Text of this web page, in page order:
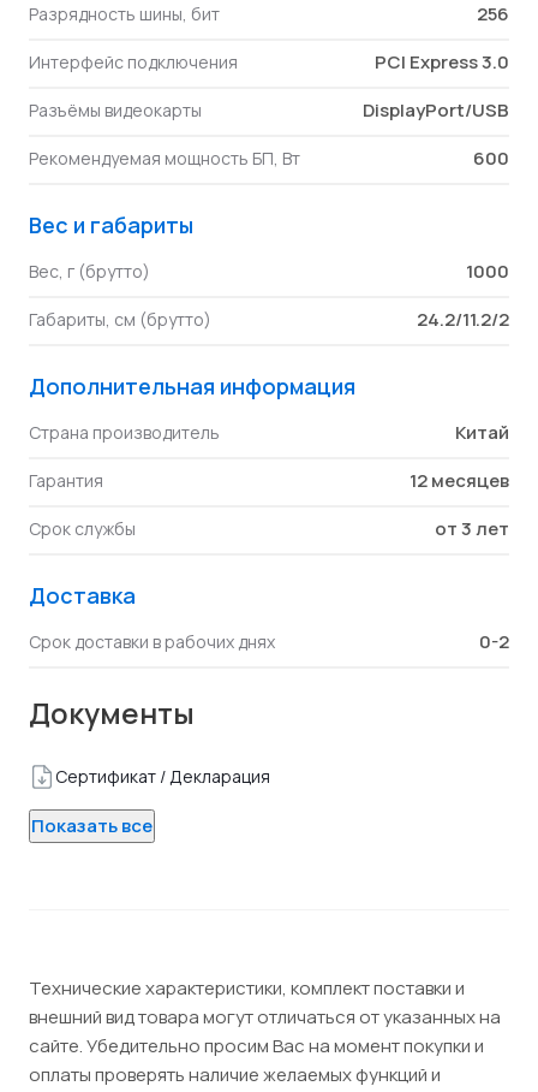
Разрядность шины, бит 256
Интерфейс подключения PCI Express 3.0
Разъёмы видеокарты DisplayPort/USB
Рекомендуемая мощность БП, Вт 600
Вес и габариты
Вес, г (брутто) 1000
Габариты, см (брутто) 24.2/11.2/2
Дополнительная информация
Страна производитель Китай
Гарантия 12 месяцев
Срок службы от 3 лет
Доставка
Срок доставки в рабочих днях 0-2
Документы
Сертификат / Декларация
Показать все
Технические характеристики, комплект поставки и
внешний вид товара могут отличаться от указанных на
сайте. Убедительно просим Вас на момент покупки и
оплаты проверять наличие желаемых функций и